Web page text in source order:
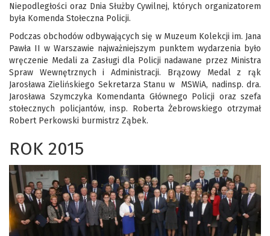
Niepodległości oraz Dnia Służby Cywilnej, których organizatorem
była Komenda Stołeczna Policji.
Podczas obchodów odbywających się w Muzeum Kolekcji im. Jana
Pawła II w Warszawie najważniejszym punktem wydarzenia było
wręczenie Medali za Zasługi dla Policji nadawane przez Ministra
Spraw Wewnętrznych i Administracji. Brązowy Medal z rąk
Jarosława Zielińskiego Sekretarza Stanu w MSWiA, nadinsp. dra.
Jarosława Szymczyka Komendanta Głównego Policji oraz szefa
stołecznych policjantów, insp. Roberta Żebrowskiego otrzymał
Robert Perkowski burmistrz Ząbek.
ROK 2015